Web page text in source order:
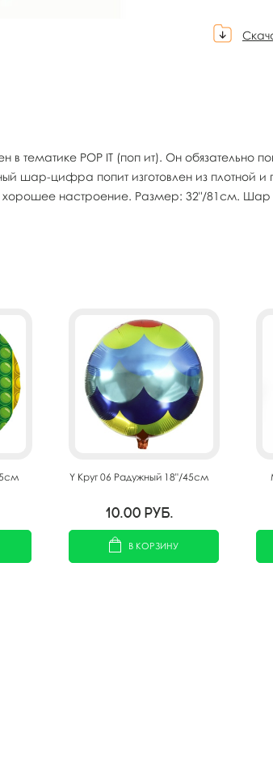
POP IT (поп ит). Он обязательно
шар-цифра попит изготовлен из плотной
хорошее настроение. Размер: 32"/
Y Круг 06 Радужный 18"/45см
10.00 руб.
В КОРЗИНУ